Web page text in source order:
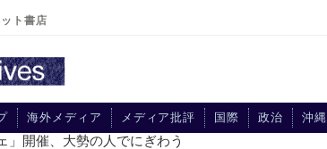
ット書店
海外メディア メディア批評 国際 政治 沖縄
」開催、大勢の人でにぎわう